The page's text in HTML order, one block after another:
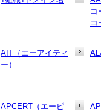
コ
コ
AIT（エーアイティ
ー）
APCERT（エーピ